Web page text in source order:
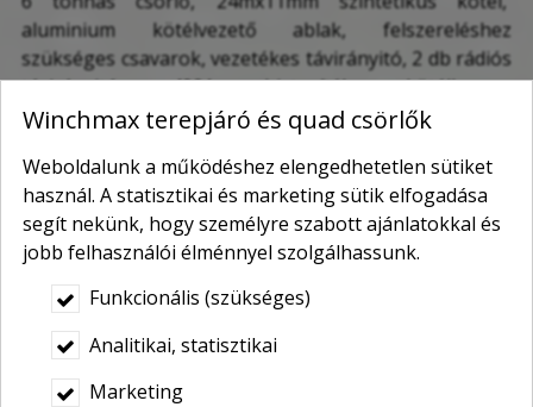
aluminium kötélvezető ablak, felszereléshez
szükséges csavarok, vezetékes távirányitó, 2 db rádiós
távirányitó, 400A biztosíték, kötélhorog,
takaróponyva.
Érdemesáramtalanító kapcsolótis beszerelni a
csörlőhöz, itt tudja megrendelni.
Csörlő méret:
Hossz: 530 mm
Magasság: 170 mm (kuplungkarnál: 218 mm)
Szélesség: 155 mm
Áttételi arány: 265:1
Winchmax terepjáró és quad csörlők
Weboldalunk a működéshez elengedhetetlen sütiket
használ. A statisztikai és marketing sütik elfogadása
segít nekünk, hogy személyre szabott ajánlatokkal és
jobb felhasználói élménnyel szolgálhassunk.
Funkcionális (szükséges)
Analitikai, statisztikai
Marketing